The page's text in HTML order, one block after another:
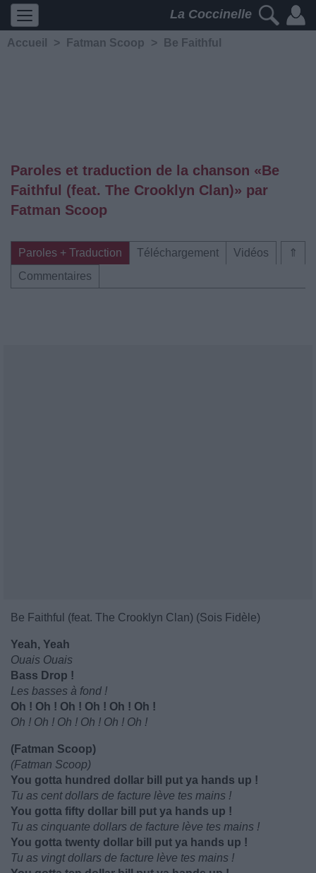
La Coccinelle
Accueil > Fatman Scoop > Be Faithful
Paroles et traduction de la chanson «Be
Faithful (feat. The Crooklyn Clan)» par
Fatman Scoop
⇑
Paroles + Traduction Téléchargement
Vidéos
Commentaires
Be Faithful (feat. The Crooklyn Clan) (Sois Fidèle)
Yeah, Yeah
Ouais Ouais
Bass Drop !
Les basses à fond !
Oh ! Oh ! Oh ! Oh ! Oh ! Oh !
Oh ! Oh ! Oh ! Oh ! Oh ! Oh !
(Fatman Scoop)
(Fatman Scoop)
You gotta hundred dollar bill put ya hands up !
Tu as cent dollars de facture lève tes mains !
You gotta fifty dollar bill put ya hands up !
Tu as cinquante dollars de facture lève tes mains !
You gotta twenty dollar bill put ya hands up !
Tu as vingt dollars de facture lève tes mains !